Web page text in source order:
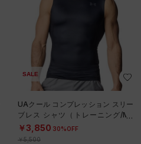
SALE
UAクール コンプレッション スリー
ブレス シャツ（トレーニング/ME
N）
￥3,850 30%OFF
￥5,500